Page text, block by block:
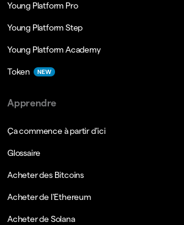
Young Platform Pro
Young Platform Step
Young Platform Academy
Token NEW
Apprendre
Ça commence à partir d'ici
Glossaire
Acheter des Bitcoins
Acheter de l'Ethereum
Acheter de Solana